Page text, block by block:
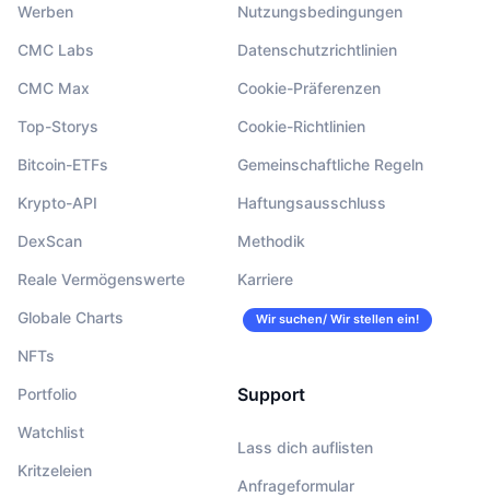
Werben
CMC Labs
CMC Max
Top-Storys
Bitcoin-ETFs
Krypto-API
DexScan
Reale Vermögenswerte
Globale Charts
NFTs
Portfolio
Watchlist
Kritzeleien
Nutzungsbedingungen
Datenschutzrichtlinien
Cookie-Präferenzen
Cookie-Richtlinien
Gemeinschaftliche Regeln
Haftungsausschluss
Methodik
Karriere
Wir suchen/ Wir stellen ein!
Support
Lass dich auflisten
Anfrageformular